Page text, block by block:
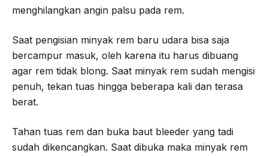
menghilangkan angin palsu pada rem.
Saat pengisian minyak rem baru udara bisa saja
bercampur masuk, oleh karena itu harus dibuang
agar rem tidak blong. Saat minyak rem sudah mengisi
penuh, tekan tuas hingga beberapa kali dan terasa
berat.
Tahan tuas rem dan buka baut bleeder yang tadi
sudah dikencangkan. Saat dibuka maka minyak rem